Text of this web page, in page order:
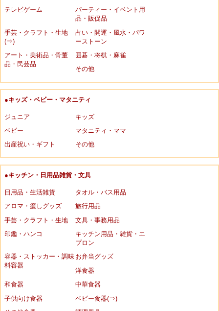
テレビゲーム
パーティー・イベント用
品・販促品
手芸・クラフト・生地
(⇒)
占い・開運・風水・パワ
ーストーン
アート・美術品・骨董
品・民芸品
囲碁・将棋・麻雀
その他
●キッズ・ベビー・マタニティ
ジュニア
キッズ
ベビー
マタニティ・ママ
出産祝い・ギフト
その他
●キッチン・日用品雑貨・文具
日用品・生活雑貨
タオル・バス用品
アロマ・癒しグッズ
旅行用品
手芸・クラフト・生地
文具・事務用品
印鑑・ハンコ
キッチン用品・雑貨・エ
プロン
容器・ストッカー・調味
料容器
お弁当グッズ
洋食器
和食器
中華食器
子供向け食器
ベビー食器(⇒)